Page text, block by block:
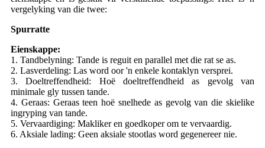
vergelyking van die twee:
Spurratte
Eienskappe:
1. Tandbelyning: Tande is reguit en parallel met die rat se as.
2. Lasverdeling: Las word oor 'n enkele kontaklyn versprei.
3. Doeltreffendheid: Hoë doeltreffendheid as gevolg van
minimale gly tussen tande.
4. Geraas: Geraas teen hoë snelhede as gevolg van die skielike
ingryping van tande.
5. Vervaardiging: Makliker en goedkoper om te vervaardig.
6. Aksiale lading: Geen aksiale stootlas word gegenereer nie.